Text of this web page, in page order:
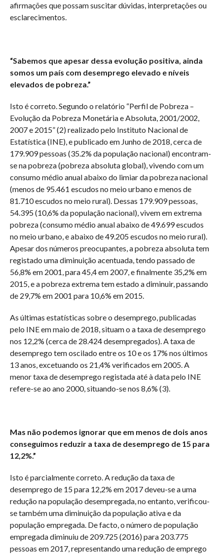
afirmações que possam suscitar dúvidas, interpretações ou
esclarecimentos.
“Sabemos que apesar dessa evolução positiva, ainda
somos um país com desemprego elevado e níveis
elevados de pobreza.”
Isto é correto. Segundo o relatório “Perfil de Pobreza –
Evolução da Pobreza Monetária e Absoluta, 2001/2002,
2007 e 2015” (2) realizado pelo Instituto Nacional de
Estatística (INE), e publicado em Junho de 2018, cerca de
179.909 pessoas (35.2% da população nacional) encontram-
se na pobreza (pobreza absoluta global), vivendo com um
consumo médio anual abaixo do limiar da pobreza nacional
(menos de 95.461 escudos no meio urbano e menos de
81.710 escudos no meio rural). Dessas 179.909 pessoas,
54.395 (10,6% da população nacional), vivem em extrema
pobreza (consumo médio anual abaixo de 49.699 escudos
no meio urbano, e abaixo de 49.205 escudos no meio rural).
Apesar dos números preocupantes, a pobreza absoluta tem
registado uma diminuição acentuada, tendo passado de
56,8% em 2001, para 45,4 em 2007, e finalmente 35,2% em
2015, e a pobreza extrema tem estado a diminuir, passando
de 29,7% em 2001 para 10,6% em 2015.
As últimas estatísticas sobre o desemprego, publicadas
pelo INE em maio de 2018, situam o a taxa de desemprego
nos 12,2% (cerca de 28.424 desempregados). A taxa de
desemprego tem oscilado entre os 10 e os 17% nos últimos
13 anos, excetuando os 21,4% verificados em 2005. A
menor taxa de desemprego registada até à data pelo INE
refere-se ao ano 2000, situando-se nos 8,6% (3).
Mas não podemos ignorar que em menos de dois anos
conseguimos reduzir a taxa de desemprego de 15 para
12,2%.”
Isto é parcialmente correto. A redução da taxa de
desemprego de 15 para 12,2% em 2017 deveu-se a uma
redução na população desempregada, no entanto, verificou-
se também uma diminuição da população ativa e da
população empregada. De facto, o número de população
empregada diminuiu de 209.725 (2016) para 203.775
pessoas em 2017, representando uma redução de emprego